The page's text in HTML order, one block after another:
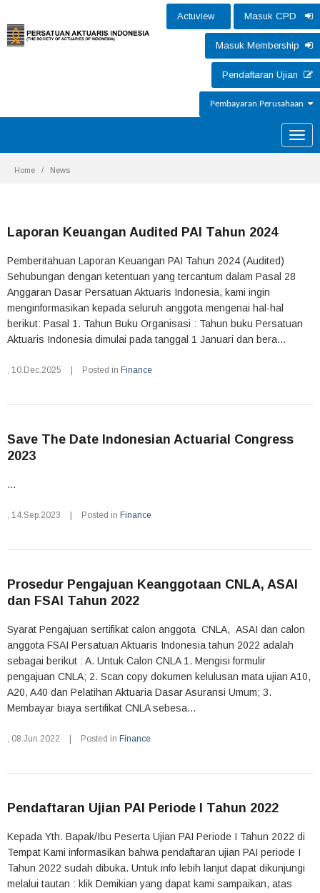
Actuview Masuk CPD
Masuk Membership
Pendaftaran Ujian
Pembayaran Perusahaan
Toggle
Home News
Laporan Keuangan Audited PAI Tahun 2024
Pemberitahuan Laporan Keuangan PAI Tahun 2024 (Audited)
Sehubungan dengan ketentuan yang tercantum dalam Pasal 28
Anggaran Dasar Persatuan Aktuaris Indonesia, kami ingin
menginformasikan kepada seluruh anggota mengenai hal-hal
berikut: Pasal 1. Tahun Buku Organisasi : Tahun buku Persatuan
Aktuaris Indonesia dimulai pada tanggal 1 Januari dan bera...
, 10.Dec.2025 Posted in Finance
Save The Date Indonesian Actuarial Congress
2023
...
, 14.Sep.2023 Posted in Finance
Prosedur Pengajuan Keanggotaan CNLA, ASAI
dan FSAI Tahun 2022
Syarat Pengajuan sertifikat calon anggota CNLA, ASAI dan calon
anggota FSAI Persatuan Aktuaris Indonesia tahun 2022 adalah
sebagai berikut : A. Untuk Calon CNLA 1. Mengisi formulir
pengajuan CNLA; 2. Scan copy dokumen kelulusan mata ujian A10,
A20, A40 dan Pelatihan Aktuaria Dasar Asuransi Umum; 3.
Membayar biaya sertifikat CNLA sebesa...
, 08.Jun.2022 Posted in Finance
Pendaftaran Ujian PAI Periode I Tahun 2022
Kepada Yth. Bapak/Ibu Peserta Ujian PAI Periode I Tahun 2022 di
Tempat Kami informasikan bahwa pendaftaran ujian PAI periode I
Tahun 2022 sudah dibuka. Untuk info lebih lanjut dapat dikunjungi
melalui tautan : klik Demikian yang dapat kami sampaikan, atas